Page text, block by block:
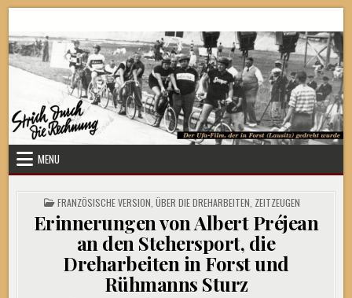
content
Strich durch die Rechnung
MENU
POSTED
IN
FRANZÖSISCHE VERSION ÜBER DIE DREHARBEITEN ZEITZEUGEN
Erinnerungen von Albert Préjean
an den Stehersport, die
Dreharbeiten in Forst und
Rühmanns Sturz